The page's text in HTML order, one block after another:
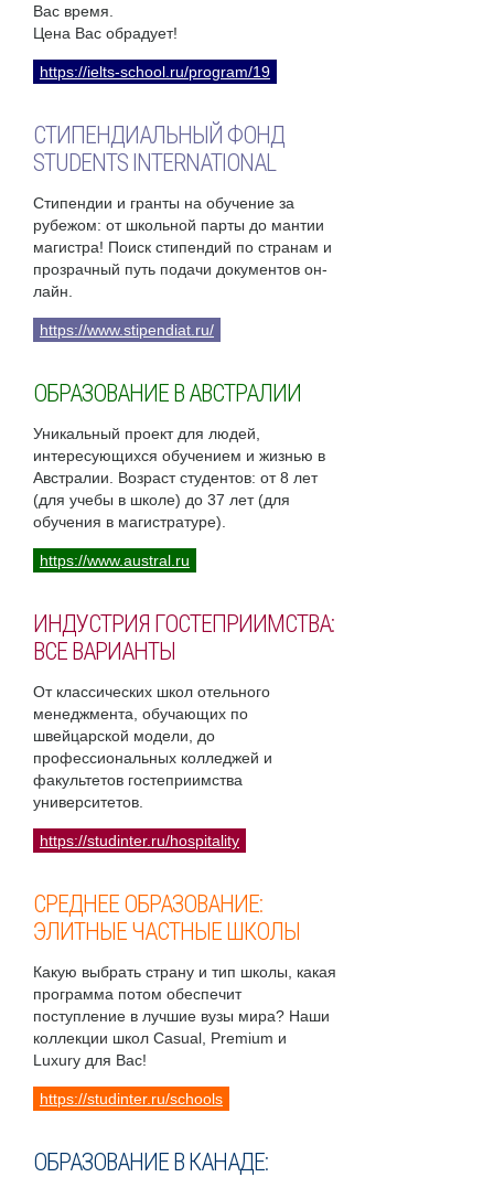
Вас время.
Цена Вас обрадует!
https://ielts-school.ru/program/19
СТИПЕНДИАЛЬНЫЙ ФОНД
STUDENTS INTERNATIONAL
Стипендии и гранты на обучение за
рубежом: от школьной парты до мантии
магистра! Поиск стипендий по странам и
прозрачный путь подачи документов он-
лайн.
https://www.stipendiat.ru/
ОБРАЗОВАНИЕ В АВСТРАЛИИ
Уникальный проект для людей,
интересующихся обучением и жизнью в
Австралии. Возраст студентов: от 8 лет
(для учебы в школе) до 37 лет (для
обучения в магистратуре).
https://www.austral.ru
ИНДУСТРИЯ ГОСТЕПРИИМСТВА:
ВСЕ ВАРИАНТЫ
От классических школ отельного
менеджмента, обучающих по
швейцарской модели, до
профессиональных колледжей и
факультетов гостеприимства
университетов.
https://studinter.ru/hospitality
СРЕДНЕЕ ОБРАЗОВАНИЕ:
ЭЛИТНЫЕ ЧАСТНЫЕ ШКОЛЫ
Какую выбрать страну и тип школы, какая
программа потом обеспечит
поступление в лучшие вузы мира? Наши
коллекции школ Casual, Premium и
Luxury для Вас!
https://studinter.ru/schools
ОБРАЗОВАНИЕ В КАНАДЕ: